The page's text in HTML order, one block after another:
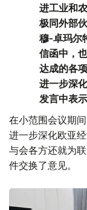
进工业和
极同外部
穆-卓玛尔
信函中，
达成的各
进一步深
发言中表示
在小范围会议期
进一步深化欧亚
与会各方还就为
件交换了意见。